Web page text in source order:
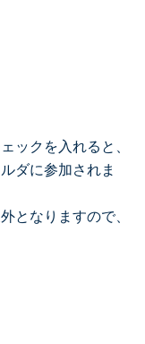
ックを入れると、
ダに参加されま
となりますので、